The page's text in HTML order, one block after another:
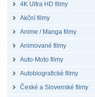
4K Ultra HD filmy
Akční filmy
Anime / Manga filmy
Animované filmy
Auto-Moto filmy
Autobiografické filmy
České a Slovenské filmy